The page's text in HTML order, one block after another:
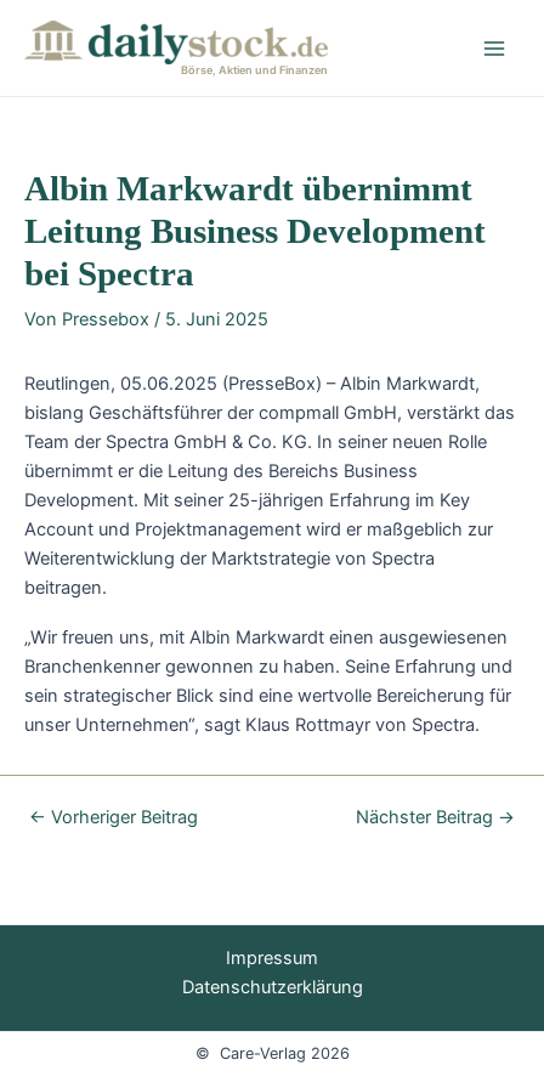
Börse, Aktien und Finanzen
Albin Markwardt übernimmt
Leitung Business Development
bei Spectra
Von Pressebox / 5. Juni 2025
Reutlingen, 05.06.2025 (PresseBox) – Albin Markwardt,
bislang Geschäftsführer der compmall GmbH, verstärkt das
Team der Spectra GmbH & Co. KG. In seiner neuen Rolle
übernimmt er die Leitung des Bereichs Business
Development. Mit seiner 25-jährigen Erfahrung im Key
Account und Projektmanagement wird er maßgeblich zur
Weiterentwicklung der Marktstrategie von Spectra
beitragen.
„Wir freuen uns, mit Albin Markwardt einen ausgewiesenen
Branchenkenner gewonnen zu haben. Seine Erfahrung und
sein strategischer Blick sind eine wertvolle Bereicherung für
unser Unternehmen“, sagt Klaus Rottmayr von Spectra.
← Vorheriger Beitrag Nächster Beitrag →
Impressum
Datenschutzerklärung
© Care-Verlag 2026